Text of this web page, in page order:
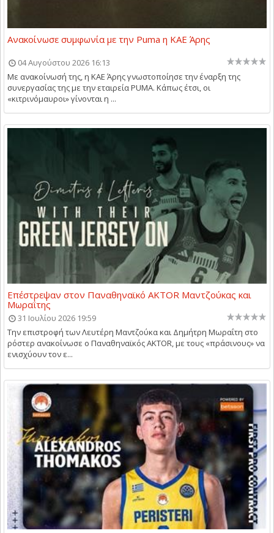
Ανακοίνωσε συμφωνία με την Puma η ΚΑΕ Άρης
04 Αυγούστου 2026 16:13
Με ανακοίνωσή της, η ΚΑΕ Άρης γνωστοποίησε την έναρξη της
συνεργασίας της με την εταιρεία PUMA. Κάπως έτσι, οι
«κιτρινόμαυροι» γίνονται η ...
Επέστρεψαν στον Παναθηναϊκό AKTOR Μαντζούκας και
Μωραΐτης
31 Ιουλίου 2026 19:59
Την επιστροφή των Λευτέρη Μαντζούκα και Δημήτρη Μωραΐτη στο
ρόστερ ανακοίνωσε ο Παναθηναϊκός AKTOR, με τους «πράσινους» να
ενισχύουν τον ε...